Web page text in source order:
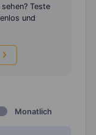
Teste
und
Monatlich